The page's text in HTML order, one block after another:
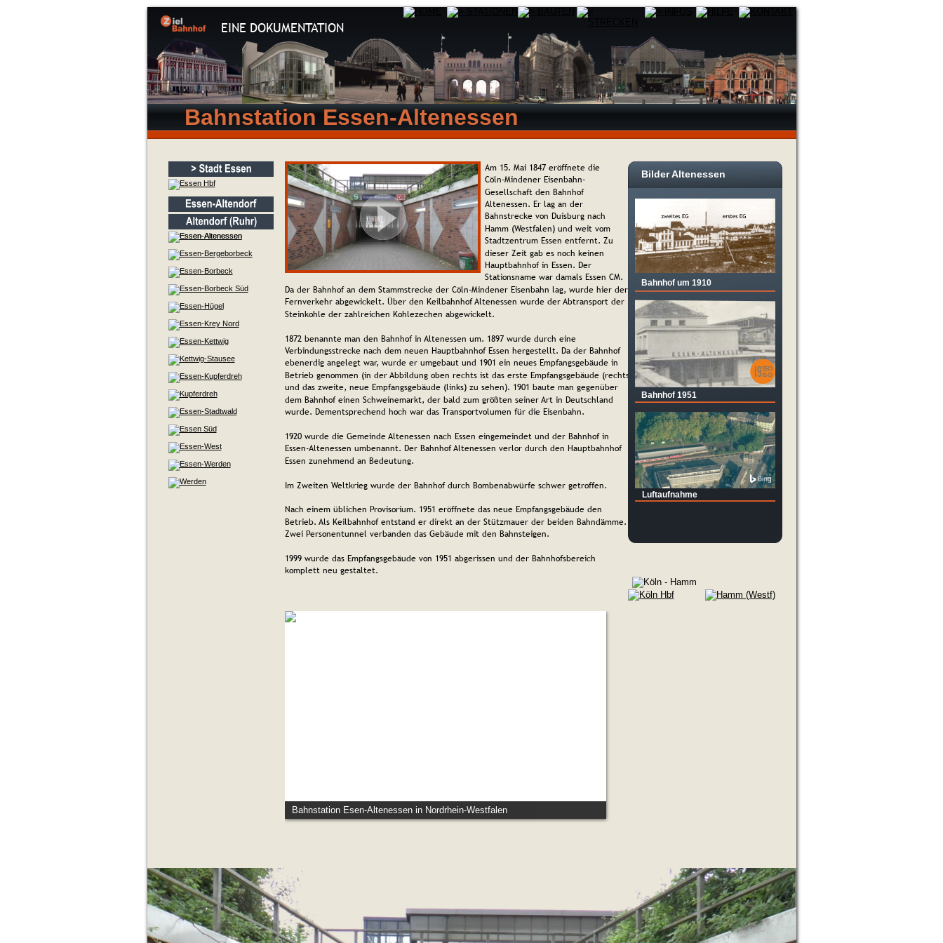
EINE DOKUMENTATION
Am 15. Mai 1847 eröffnete die
Cöln-Mindener Eisenbahn-
Gesellschaft den Bahnhof
Altenessen. Er lag an der
Bahnstrecke von Duisburg nach
Hamm (Westfalen) und weit vom
Stadtzentrum Essen entfernt. Zu
dieser Zeit gab es noch keinen
Hauptbahnhof in Essen. Der
Stationsname war damals Essen CM.
Da der Bahnhof an dem Stammstrecke der Cöln-Mindener Eisenbahn lag, wurde hier der
Fernverkehr abgewickelt. Über den Keilbahnhof Altenessen wurde der Abtransport der
Steinkohle der zahlreichen Kohlezechen abgewickelt.
1872 benannte man den Bahnhof in Altenessen um. 1897 wurde durch eine
Verbindungsstrecke nach dem neuen Hauptbahnhof Essen hergestellt. Da der Bahnhof
ebenerdig angelegt war, wurde er umgebaut und 1901 ein neues Empfangsgebäude in
Betrieb genommen (in der Abbildung oben rechts ist das erste Empfangsgebäude (rechts)
und das zweite, neue Empfangsgebäude (links) zu sehen). 1901 baute man gegenüber
dem Bahnhof einen Schweinemarkt, der bald zum größten seiner Art in Deutschland
wurde. Dementsprechend hoch war das Transportvolumen für die Eisenbahn.
1920 wurde die Gemeinde Altenessen nach Essen eingemeindet und der Bahnhof in
Essen-Altenessen umbenannt. Der Bahnhof Altenessen verlor durch den Hauptbahnhof
Essen zunehmend an Bedeutung.
Im Zweiten Weltkrieg wurde der Bahnhof durch Bombenabwürfe schwer getroffen.
Nach einem üblichen Provisorium. 1951 eröffnete das neue Empfangsgebäude den
Betrieb. Als Keilbahnhof entstand er direkt an der Stützmauer der beiden Bahndämme.
Zwei Personentunnel verbanden das Gebäude mit den Bahnsteigen.
1999 wurde das Empfangsgebäude von 1951 abgerissen und der Bahnhofsbereich
komplett neu gestaltet.
Bilder Altenessen
Bahnhof um 1910
Luftaufnahme
Bahnhof 1951
Bahnstation Essen-Altenessen
Bahnstation Esen-Altenessen in Nordrhein-Westfalen